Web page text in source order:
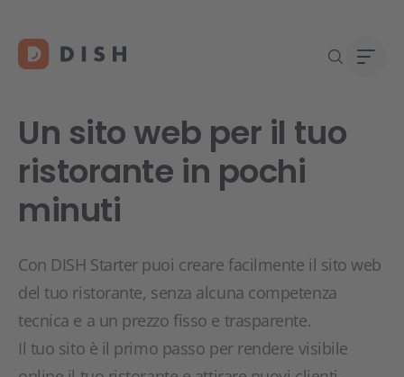
Un sito web per il tuo
ristorante in pochi
minuti
Con DISH Starter puoi creare facilmente il sito web
del tuo ristorante, senza alcuna competenza
tecnica e a un prezzo fisso e trasparente.
Il tuo sito è il primo passo per rendere visibile